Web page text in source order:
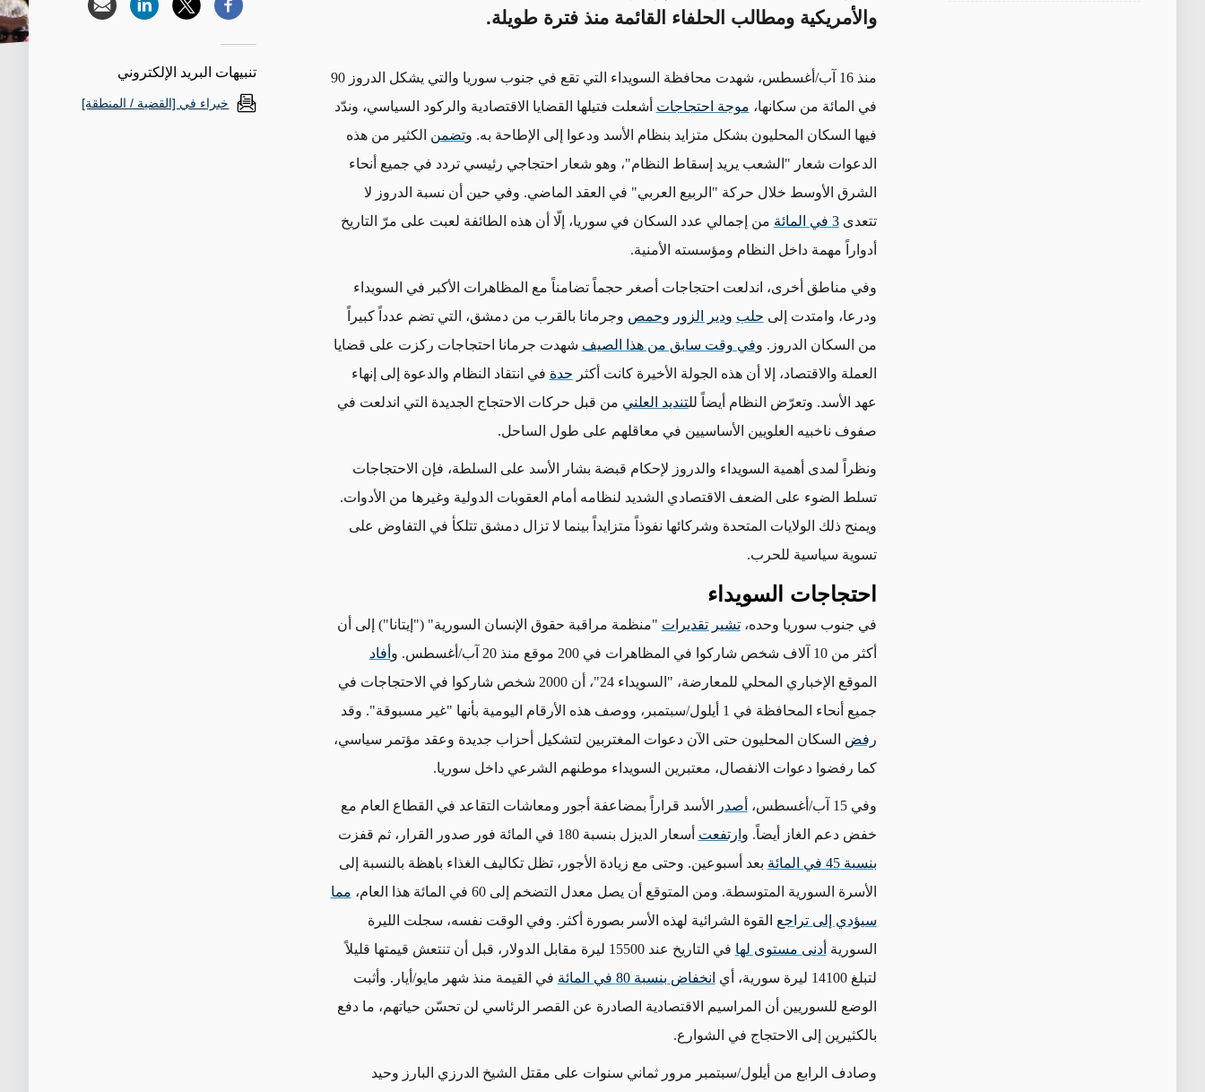
والأمريكية ومطالب الحلفاء القائمة منذ فترة طويلة.
منذ 16 آب/أغسطس، شهدت محافظة السويداء التي تقع في جنوب سوريا والتي يشكل الدروز 90
في المائة من سكانها، موجة احتجاجات أشعلت فتيلها القضايا الاقتصادية والركود السياسي، وندّد
فيها السكان المحليون بشكل متزايد بنظام الأسد ودعوا إلى الإطاحة به. وتضمن الكثير من هذه
الدعوات شعار "الشعب يريد إسقاط النظام"، وهو شعار احتجاجي رئيسي تردد في جميع أنحاء
الشرق الأوسط خلال حركة "الربيع العربي" في العقد الماضي. وفي حين أن نسبة الدروز لا
تتعدى3 في المائة
من إجمالي عدد السكان في سوريا، إلّا أن هذه الطائفة لعبت على مرّ التاريخ
أدواراً مهمة داخل النظام ومؤسسته الأمنية.
وفي مناطق أخرى، اندلعت احتجاجات أصغر حجماً تضامناً مع المظاهرات الأكبر في السويداء
ودرعا، وامتدت إلى حلب ودير الزور وحمص وجرمانا بالقرب من دمشق، التي تضم عدداً كبيراً
من السكان الدروز. وفي وقت سابق من هذا الصيف شهدت جرمانا احتجاجات ركزت على قضايا
العملة والاقتصاد، إلا أن هذه الجولة الأخيرة كانت أكثر حدة في انتقاد النظام والدعوة إلى إنهاء
عهد الأسد. وتعرّض النظام أيضاً للتنديد العلني من قبل حركات الاحتجاج الجديدة التي اندلعت في
صفوف ناخبيه العلويين الأساسيين في معاقلهم على طول الساحل.
ونظراً لمدى أهمية السويداء والدروز لإحكام قبضة بشار الأسد على السلطة، فإن الاحتجاجات
تسلط الضوء على الضعف الاقتصادي الشديد لنظامه أمام العقوبات الدولية وغيرها من الأدوات.
ويمنح ذلك الولايات المتحدة وشركائها نفوذاً متزايداً بينما لا تزال دمشق تتلكأ في التفاوض على
تسوية سياسية للحرب.
احتجاجات السويداء
في جنوب سوريا وحده،تشير تقديرات "منظمة مراقبة حقوق الإنسان السورية" ("إيتانا") إلى أن
أكثر من 10 آلاف شخص شاركوا في المظاهرات في 200 موقع منذ 20 آب/أغسطس. و
أفاد
الموقع الإخباري المحلي للمعارضة، "السويداء 24"، أن 2000 شخص شاركوا في الاحتجاجات في
جميع أنحاء المحافظة في 1 أيلول/سبتمبر، ووصف هذه الأرقام اليومية بأنها "غير مسبوقة".
وقد
رفض السكان المحليون حتى الآن دعوات المغتربين لتشكيل أحزاب جديدة وعقد مؤتمر سياسي،
كما رفضوا دعوات الانفصال، معتبرين السويداء موطنهم الشرعي داخل سوريا.
وفي 15 آب/أغسطس، أصدر
الأسد قراراً بمضاعفة أجور ومعاشات التقاعد في القطاع العام مع
خفض دعم الغاز أيضاً. و ارتفعت أسعار الديزل بنسبة 180 في المائة فور صدور القرار، ثم قفزت
بنسبة 45 في المائة
بعد أسبوعين. وحتى مع زيادة الأجور، تظل تكاليف الغذاء باهظة بالنسبة إلى
الأسرة السورية المتوسطة. ومن المتوقع أن يصل معدل التضخم إلى 60 في المائة هذا العام،
مما
سيؤدي إلى تراجع القوة الشرائية لهذه الأسر بصورة أكثر. وفي الوقت نفسه، سجلت الليرة
السورية أدنى مستوى لها في التاريخ عند 15500 ليرة مقابل الدولار، قبل أن تنتعش قيمتها قليلاً
لتبلغ 14100
ليرة سورية، أي انخفاض بنسبة 80 في المائة في القيمة منذ شهر مايو/أيار . وأثبت
الوضع للسوريين أن المراسيم الاقتصادية الصادرة عن القصر الرئاسي لن تحسّن حياتهم، ما دفع
بالكثيرين إلى الاحتجاج في الشوارع.
وصادف الرابع من أيلول/سبتمبر مرور ثماني سنوات على مقتل الشيخ الدرزي البارز وحيد
تنبيهات البريد الإلكتروني
خبراء في [القضية / المنطقة]